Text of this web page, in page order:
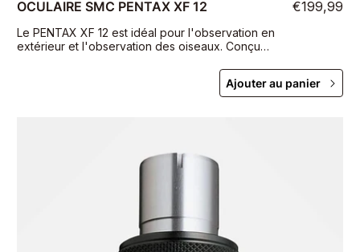
OCULAIRE SMC PENTAX XF 12
Le PENTAX XF 12 est idéal pour l'observation en
extérieur et l'observation des oiseaux. Conçu
marque PENTAX et avec les télescopes
astronomiques avec un porte-oculaire approprié
€199,99
Ajouter au panier